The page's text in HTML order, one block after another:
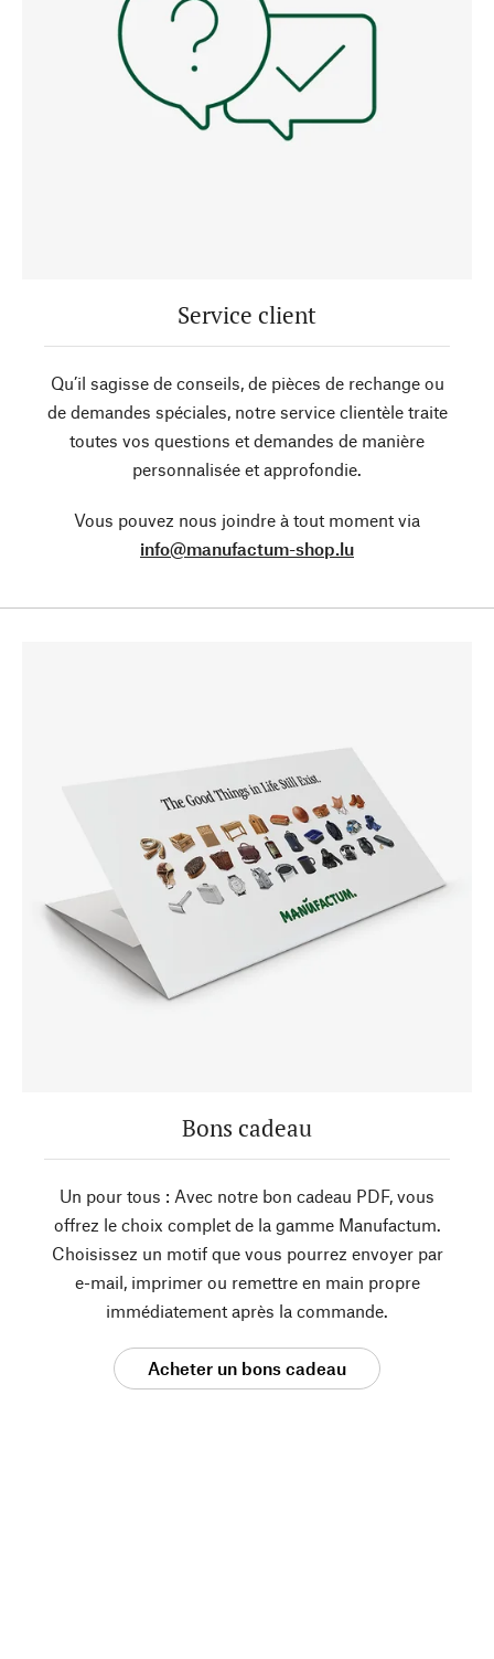
Service client
Qu’il sagisse de conseils, de pièces de rechange ou
de demandes spéciales, notre service clientèle traite
toutes vos questions et demandes de manière
personnalisée et approfondie.
Vous pouvez nous joindre à tout moment via
info@manufactum-shop.lu
Bons cadeau
Un pour tous : Avec notre bon cadeau PDF, vous
offrez le choix complet de la gamme Manufactum.
Choisissez un motif que vous pourrez envoyer par
e-mail, imprimer ou remettre en main propre
immédiatement après la commande.
Acheter un bons cadeau